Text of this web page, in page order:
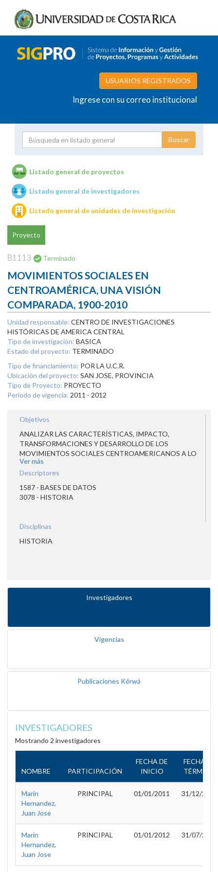
USUARIOS REGISTRADOS
Ingrese con su correo institucional
Unidades de investigación
Listado general de proyectos
Listado general de investigadores
Listado general de unidades de investigación
Proyecto
B1113 Terminado
MOVIMIENTOS SOCIALES EN
CENTROAMÉRICA, UNA VISIÓN
COMPARADA, 1900-2010
Unidad responsable: CENTRO DE INVESTIGACIONES
HISTÓRICAS DE AMERICA CENTRAL
Tipo de investigación: BASICA
Estado del proyecto: TERMINADO
Tipo de financiamiento: POR LA U.C.R.
Ubicación del proyecto: SAN JOSE, PROVINCIA
Tipo de Proyecto: PROYECTO
Periodo de vigencia: 2011 - 2012
Objetivos
ANALIZAR LAS CARACTERÍSTICAS, IMPACTO,
TRANSFORMACIONES Y DESARROLLO DE LOS
MOVIMIENTOS SOCIALES CENTROAMERICANOS A LO
LARGO DEL SIGLO XX COMO EXPRESIONES DE LOS
TRANSICIONES SUFRIDAS POR LA SOCIEDAD
Ver más
Descriptores
1587 - BASES DE DATOS
3078 - HISTORIA
Disciplinas
HISTORIA
Investigadores
Vigencias
Publicaciones Kérwá
INVESTIGADORES
Mostrando 2 investigadores
NOMBRE PARTICIPACIÓN
FECHA DE
INICIO
FECHA DE
TÉRMINO
Marin
Hernandez,
Juan Jose
PRINCIPAL 01/01/2011 31/12/2011
Marin
Hernandez,
Juan Jose
PRINCIPAL 01/01/2012 31/07/2012